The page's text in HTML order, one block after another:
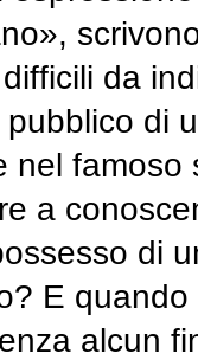
da
pubblico di
nel famoso
a
di
E
alcun